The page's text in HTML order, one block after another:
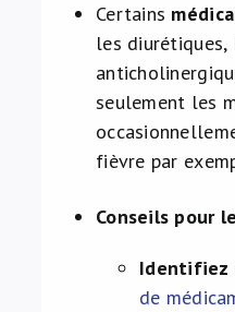
Certains
les diurétiques,
seulement les
fièvre par
Conseils pour
Identifiez
de